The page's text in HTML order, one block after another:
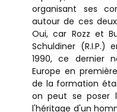
organisant ses
autour de ces
Oui, car Rozz et
Schuldiner
1990, ce dernier
Europe en
de la formation
on peut se poser
l'héritage d'un